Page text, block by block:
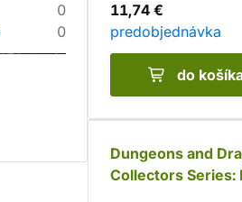
0
0
11,74 €
predobjednávka
do
Dungeons and
Collectors Series: